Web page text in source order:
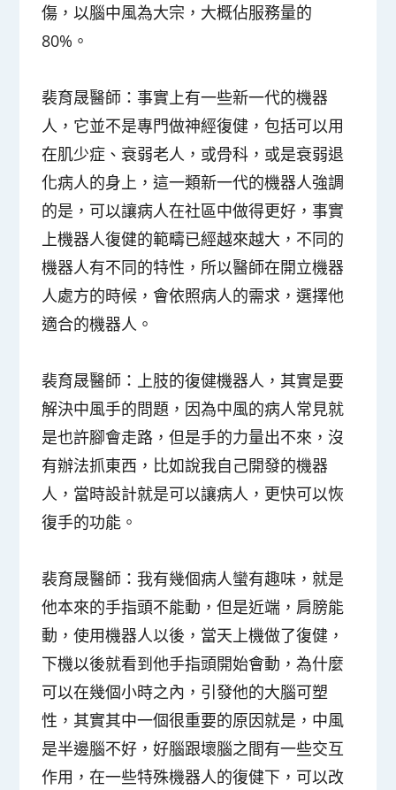
傷，以腦中風為大宗，大概佔服務量的
80%。
裴育晟醫師：事實上有一些新一代的機器
人，它並不是專門做神經復健，包括可以用
在肌少症、衰弱老人，或骨科，或是衰弱退
化病人的身上，這一類新一代的機器人強調
的是，可以讓病人在社區中做得更好，事實
上機器人復健的範疇已經越來越大，不同的
機器人有不同的特性，所以醫師在開立機器
人處方的時候，會依照病人的需求，選擇他
適合的機器人。
裴育晟醫師： 上肢的復健機器人，其實是要
解決中風手的問題，因為中風的病人常見就
是也許腳會走路，但是手的力量出不來，沒
有辦法抓東西，比如說我自己開發的機器
人，當時設計就是可以讓病人，更快可以恢
復手的功能。
裴育晟醫師： 我有幾個病人蠻有趣味，就是
他本來的手指頭不能動，但是近端，肩膀能
動，使用機器人以後，當天上機做了復健，
下機以後就看到他手指頭開始會動，為什麼
可以在幾個小時之內，引發他的大腦可塑
性，其實其中一個很重要的原因就是，中風
是半邊腦不好，好腦跟壞腦之間有一些交互
作用，在一些特殊機器人的復健下，可以改